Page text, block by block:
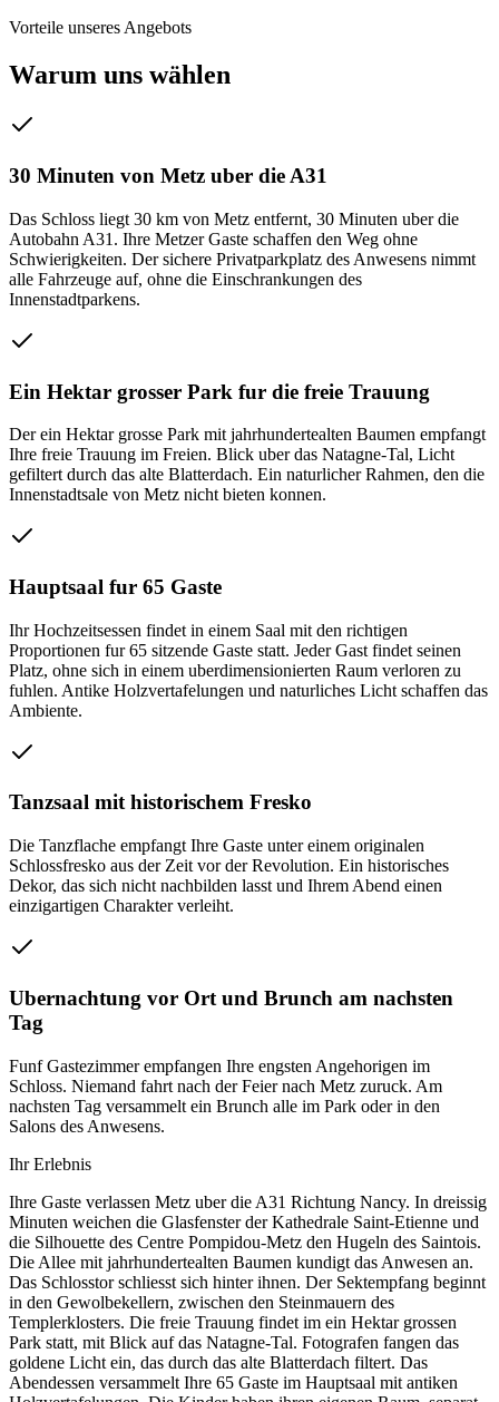
Vorteile unseres Angebots
Warum uns wählen
30 Minuten von Metz uber die A31
Das Schloss liegt 30 km von Metz entfernt, 30 Minuten uber die
Autobahn A31. Ihre Metzer Gaste schaffen den Weg ohne
Schwierigkeiten. Der sichere Privatparkplatz des Anwesens nimmt
alle Fahrzeuge auf, ohne die Einschrankungen des
Innenstadtparkens.
Ein Hektar grosser Park fur die freie Trauung
Der ein Hektar grosse Park mit jahrhundertealten Baumen empfangt
Ihre freie Trauung im Freien. Blick uber das Natagne-Tal, Licht
gefiltert durch das alte Blatterdach. Ein naturlicher Rahmen, den die
Innenstadtsale von Metz nicht bieten konnen.
Hauptsaal fur 65 Gaste
Ihr Hochzeitsessen findet in einem Saal mit den richtigen
Proportionen fur 65 sitzende Gaste statt. Jeder Gast findet seinen
Platz, ohne sich in einem uberdimensionierten Raum verloren zu
fuhlen. Antike Holzvertafelungen und naturliches Licht schaffen das
Ambiente.
Tanzsaal mit historischem Fresko
Die Tanzflache empfangt Ihre Gaste unter einem originalen
Schlossfresko aus der Zeit vor der Revolution. Ein historisches
Dekor, das sich nicht nachbilden lasst und Ihrem Abend einen
einzigartigen Charakter verleiht.
Ubernachtung vor Ort und Brunch am nachsten
Tag
Funf Gastezimmer empfangen Ihre engsten Angehorigen im
Schloss. Niemand fahrt nach der Feier nach Metz zuruck. Am
nachsten Tag versammelt ein Brunch alle im Park oder in den
Salons des Anwesens.
Ihr Erlebnis
Ihre Gaste verlassen Metz uber die A31 Richtung Nancy. In dreissig
Minuten weichen die Glasfenster der Kathedrale Saint-Etienne und
die Silhouette des Centre Pompidou-Metz den Hugeln des Saintois.
Die Allee mit jahrhundertealten Baumen kundigt das Anwesen an.
Das Schlosstor schliesst sich hinter ihnen. Der Sektempfang beginnt
in den Gewolbekellern, zwischen den Steinmauern des
Templerklosters. Die freie Trauung findet im ein Hektar grossen
Park statt, mit Blick auf das Natagne-Tal. Fotografen fangen das
goldene Licht ein, das durch das alte Blatterdach filtert. Das
Abendessen versammelt Ihre 65 Gaste im Hauptsaal mit antiken